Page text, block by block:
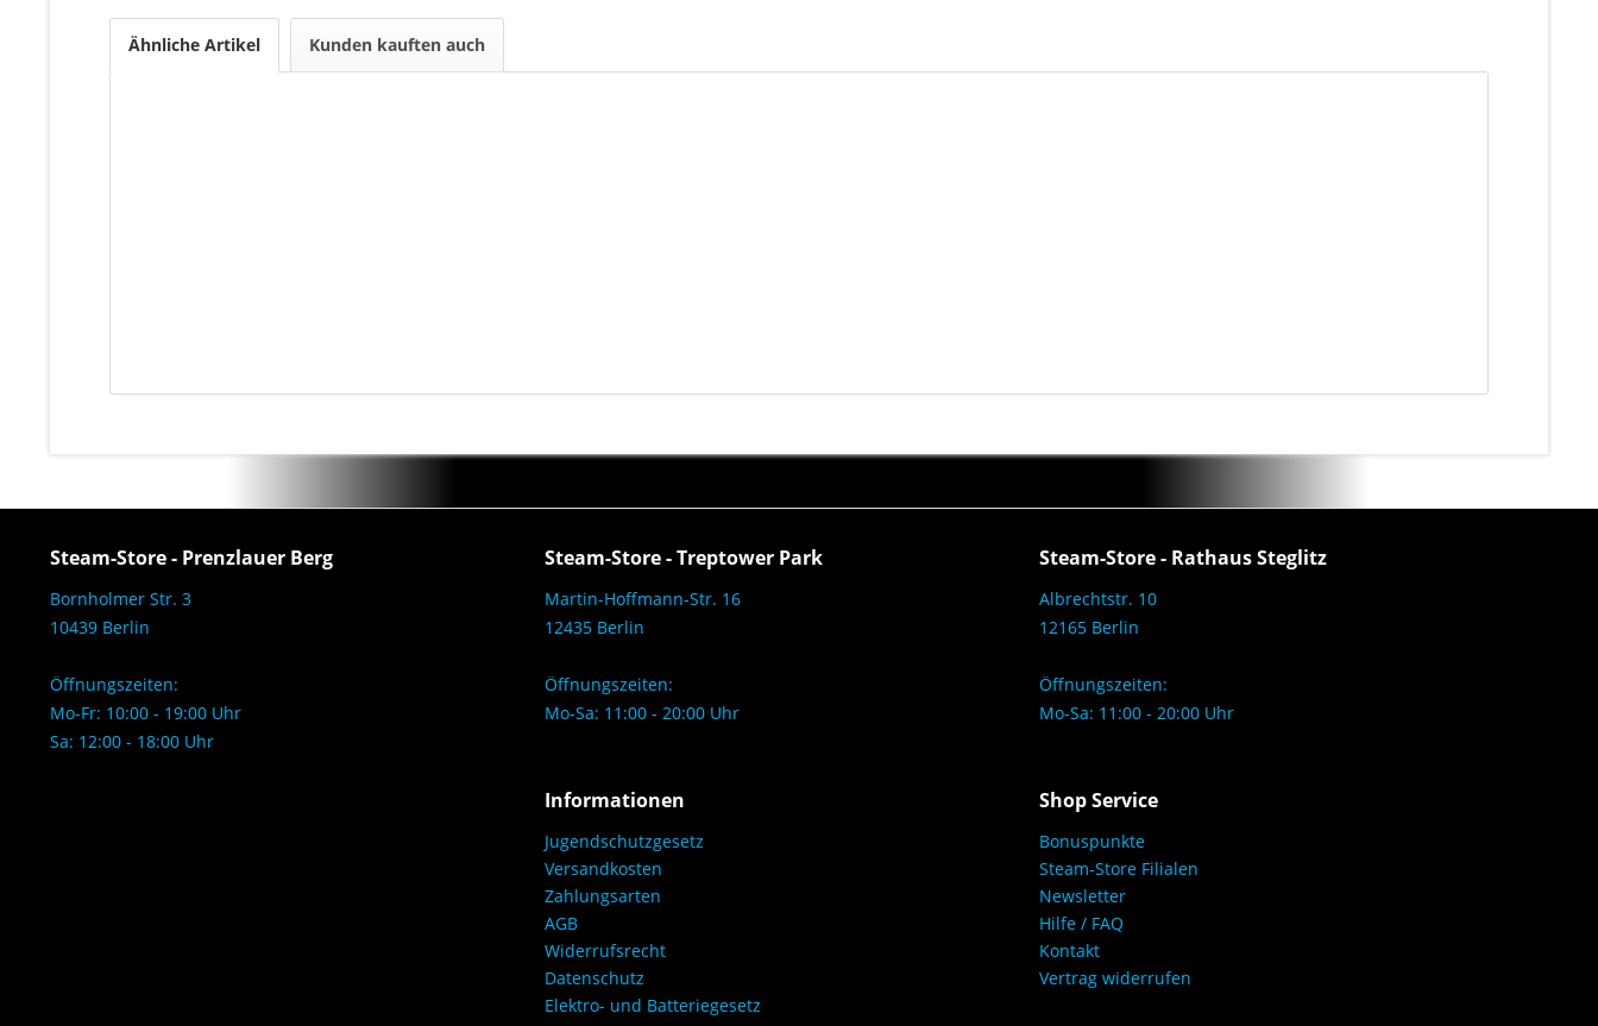
Ähnliche Artikel Kunden kauften auch
Steam-Store - Prenzlauer Berg
Bornholmer Str. 3
10439 Berlin
Öffnungszeiten:
Mo-Fr: 10:00 - 19:00 Uhr
Sa: 12:00 - 18:00 Uhr
Steam-Store - Treptower Park
Martin-Hoffmann-Str. 16
12435 Berlin
Öffnungszeiten:
Mo-Sa: 11:00 - 20:00 Uhr
Steam-Store - Rathaus Steglitz
Albrechtstr. 10
12165 Berlin
Öffnungszeiten:
Mo-Sa: 11:00 - 20:00 Uhr
Informationen
Jugendschutzgesetz
Versandkosten
Zahlungsarten
AGB
Widerrufsrecht
Datenschutz
Elektro- und Batteriegesetz
Shop Service
Bonuspunkte
Steam-Store Filialen
Newsletter
Hilfe / FAQ
Kontakt
Vertrag widerrufen